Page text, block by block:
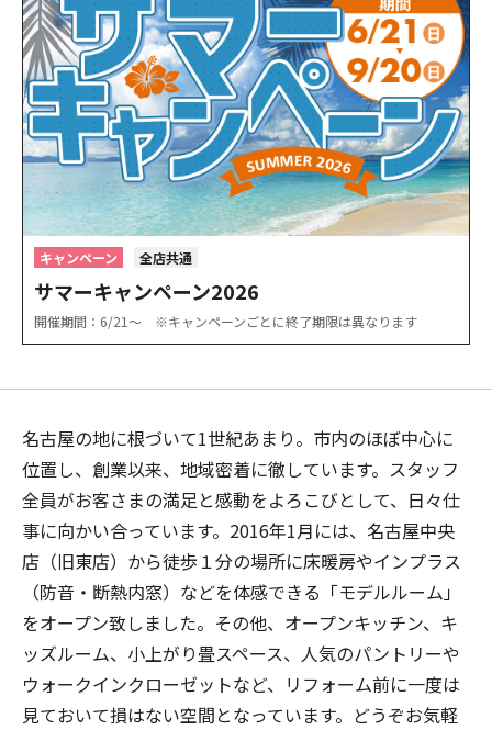
キャンペーン 全店共通
サマーキャンペーン2026
開催期間：6/21〜 ※キャンペーンごとに終了期限は異なります
名古屋の地に根づいて1世紀あまり。市内のほぼ中心に
位置し、創業以来、地域密着に徹しています。スタッフ
全員がお客さまの満足と感動をよろこびとして、日々仕
事に向かい合っています。2016年1月には、名古屋中央
店（旧東店）から徒歩１分の場所に床暖房やインプラス
（防音・断熱内窓）などを体感できる「モデルルーム」
をオープン致しました。その他、オープンキッチン、キ
ッズルーム、小上がり畳スペース、人気のパントリーや
ウォークインクローゼットなど、リフォーム前に一度は
見ておいて損はない空間となっています。どうぞお気軽